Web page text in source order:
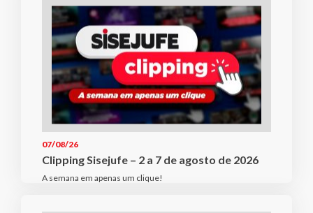
07/08/26
Clipping Sisejufe – 2 a 7 de agosto de 2026
A semana em apenas um clique!